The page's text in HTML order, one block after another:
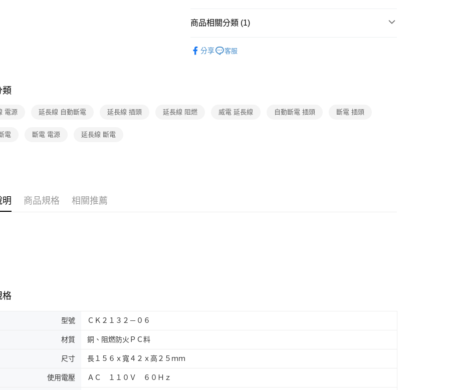
商品相關分類 (1)
分享
客服
類
電源 延長線 自動斷電 延長線 插頭 延長線 阻燃 威電 延長線 自動斷電 插頭 斷電 插頭
電 斷電 電源 延長線 斷電
明 商品規格 相關推薦
格
型號 ＣＫ２１３２－０６
材質 銅、阻燃防火ＰＣ料
尺寸 長１５６ｘ寬４２ｘ高２５ｍｍ
使用電壓 ＡＣ １１０Ｖ ６０Ｈｚ